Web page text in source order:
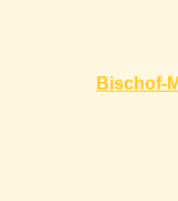
Bischof-